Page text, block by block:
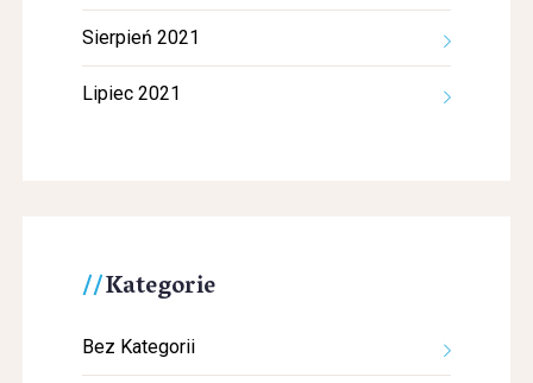
Sierpień 2021
Lipiec 2021
Kategorie
Bez Kategorii